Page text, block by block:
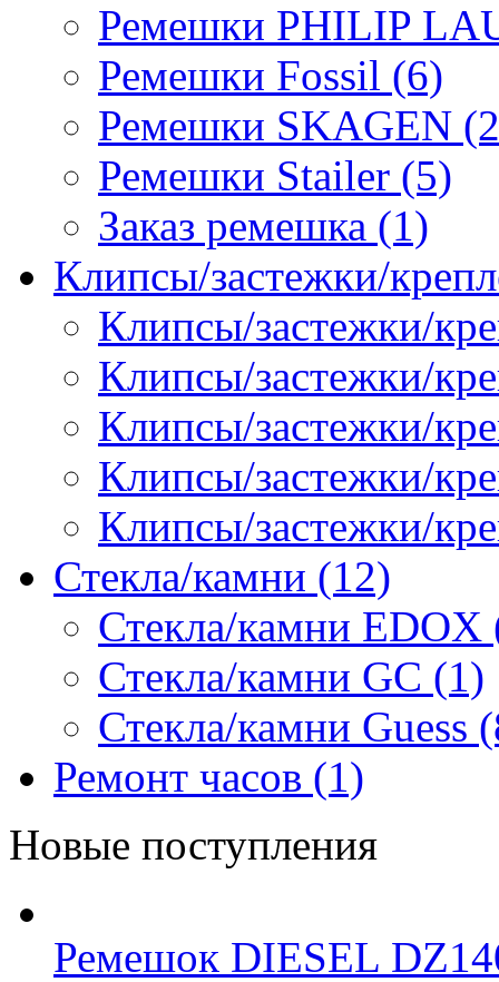
Ремешки PHILIP
Ремешки Fossil (6)
Ремешки SKAGEN
Ремешки Stailer (5)
Заказ ремешка (1)
Клипсы/застежки/
Клипсы/застежки/
Клипсы/застежки/
Клипсы/застежки/
Клипсы/застежки/
Клипсы/застежки/
Стекла/камни (12)
Стекла/камни EDOX
Стекла/камни GC (1)
Стекла/камни Guess
Ремонт часов (1)
Новые поступления
Ремешок DIESEL